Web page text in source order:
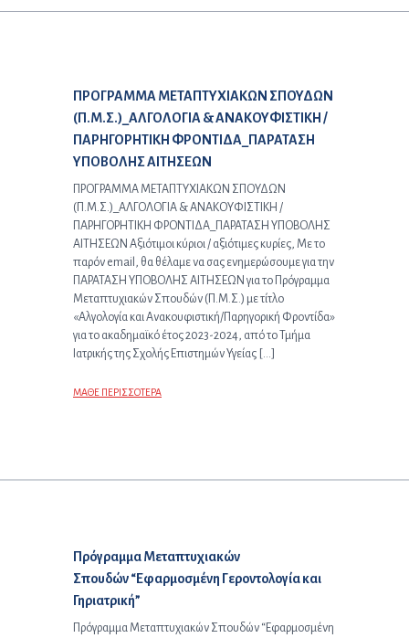
Προηγούμενο άρθρο:
ΠΡΟΓΡΑΜΜΑ ΜΕΤΑΠΤΥΧΙΑΚΩΝ ΣΠΟΥΔΩΝ
(Π.Μ.Σ.)_ΑΛΓΟΛΟΓΙΑ & ΑΝΑΚΟΥΦΙΣΤΙΚΗ /
ΠΑΡΗΓΟΡΗΤΙΚΗ ΦΡΟΝΤΙΔΑ_ΠΑΡΑΤΑΣΗ
ΥΠΟΒΟΛΗΣ ΑΙΤΗΣΕΩΝ
ΠΡΟΓΡΑΜΜΑ ΜΕΤΑΠΤΥΧΙΑΚΩΝ ΣΠΟΥΔΩΝ
(Π.Μ.Σ.)_ΑΛΓΟΛΟΓΙΑ & ΑΝΑΚΟΥΦΙΣΤΙΚΗ /
ΠΑΡΗΓΟΡΗΤΙΚΗ ΦΡΟΝΤΙΔΑ_ΠΑΡΑΤΑΣΗ ΥΠΟΒΟΛΗΣ
ΑΙΤΗΣΕΩΝ Αξιότιμοι κύριοι / αξιότιμες κυρίες, Με το
παρόν email, θα θέλαμε να σας ενημερώσουμε για την
ΠΑΡΑΤΑΣΗ ΥΠΟΒΟΛΗΣ ΑΙΤΗΣΕΩΝ για το Πρόγραμμα
Μεταπτυχιακών Σπουδών (Π.Μ.Σ.) με τίτλο
«Αλγολογία και Ανακουφιστική/Παρηγορική Φροντίδα»
για το ακαδημαϊκό έτος 2023-2024, από το Τμήμα
Ιατρικής της Σχολής Επιστημών Υγείας […]
ΜΑΘΕ ΠΕΡΙΣΣΟΤΕΡΑ
Επόμενο άρθρο:
Πρόγραμμα Μεταπτυχιακών
Σπουδών “Εφαρμοσμένη Γεροντολογία και
Γηριατρική”
Πρόγραμμα Μεταπτυχιακών Σπουδών “Εφαρμοσμένη